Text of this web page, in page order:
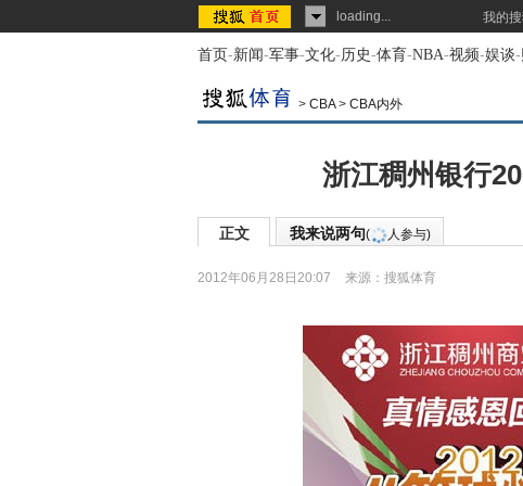
loading... 我的
首页-新闻-军事-文化-历史-体育-NBA-视频-娱谈-
> CBA> CBA内外
浙江稠州银行
正文 我来说两句( 人参与)
2012年06月28日20:07 来源： 搜狐体育